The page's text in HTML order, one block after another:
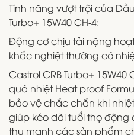
Tính năng vượt trội của
Turbo+ 15W40 CH-4:
Động cơ chịu tải nặng
khắc nghiệt thường có
Castrol CRB Turbo+
quá nhiệt Heat proof
bảo vệ chắc chắn khi
giúp kéo dài tuổi thọ
thụ mạnh các sản phẩm